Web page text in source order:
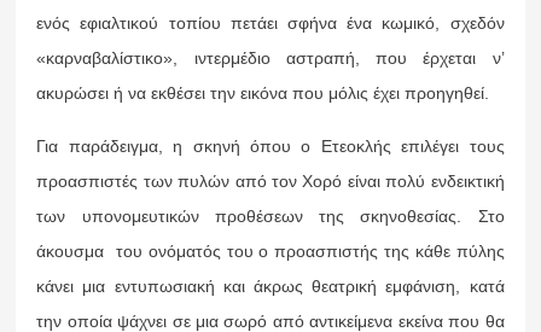
ενός εφιαλτικού τοπίου πετάει σφήνα ένα κωμικό, σχεδόν
«καρναβαλίστικο», ιντερμέδιο αστραπή, που έρχεται ν’
ακυρώσει ή να εκθέσει την εικόνα που μόλις έχει προηγηθεί.
Για παράδειγμα, η σκηνή όπου ο Ετεοκλής επιλέγει τους
προασπιστές των πυλών από τον Χορό είναι πολύ ενδεικτική
των υπονομευτικών προθέσεων της σκηνοθεσίας. Στο
άκουσμα του ονόματός του ο προασπιστής της κάθε πύλης
κάνει μια εντυπωσιακή και άκρως θεατρική εμφάνιση, κατά
την οποία ψάχνει σε μια σωρό από αντικείμενα εκείνα που θα